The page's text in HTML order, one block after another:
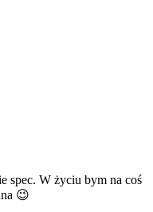
spec. W życiu bym na coś
😉